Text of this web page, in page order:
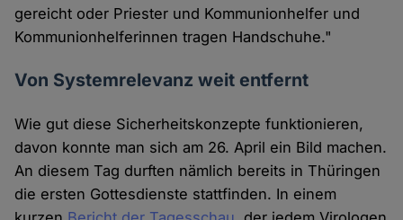
gereicht oder Priester und Kommunionhelfer und
Kommunionhelferinnen tragen Handschuhe."
Von Systemrelevanz weit entfernt
Wie gut diese Sicherheitskonzepte funktionieren,
davon konnte man sich am 26. April ein Bild machen.
An diesem Tag durften nämlich bereits in Thüringen
die ersten Gottesdienste stattfinden. In einem